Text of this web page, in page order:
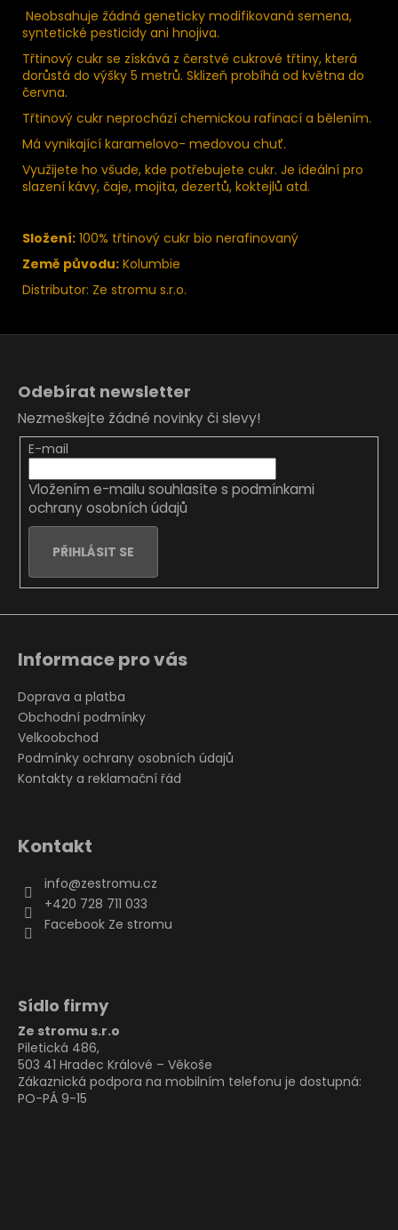
Neobsahuje žádná geneticky modifikovaná semena,
syntetické pesticidy ani hnojiva.
Třtinový cukr se získává z čerstvé cukrové třtiny, která
dorůstá do výšky 5 metrů. Sklizeň probíhá od května do
června.
Třtinový cukr neprochází chemickou rafinací a bělením.
Má vynikající karamelovo- medovou chuť.
Využijete ho všude, kde potřebujete cukr. Je ideální pro
slazení kávy, čaje, mojita, dezertů, koktejlů atd.
Složení: 100% třtinový cukr bio nerafinovaný
Země původu: Kolumbie
Distributor: Ze stromu s.r.o.
Odebírat newsletter
Nezmeškejte žádné novinky či slevy!
E-mail
Vložením e-mailu souhlasíte s podmínkami
ochrany osobních údajů
PŘIHLÁSIT SE
Informace pro vás
Doprava a platba
Obchodní podmínky
Velkoobchod
Podmínky ochrany osobních údajů
Kontakty a reklamační řád
Kontakt
info@zestromu.cz
+420 728 711 033
Facebook Ze stromu
Sídlo firmy
Ze stromu s.r.o
Piletická 486,
503 41 Hradec Králové – Věkoše
Zákaznická podpora na mobilním telefonu je dostupná:
PO-PÁ 9-15